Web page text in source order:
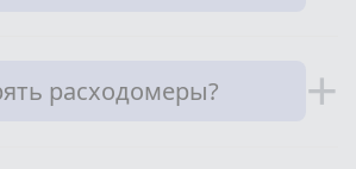
расходомеры? +